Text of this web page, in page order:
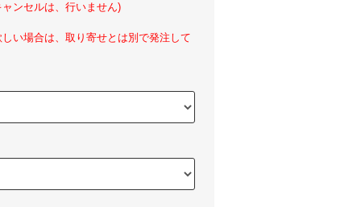
ンセルは、行いません)
い場合は、取り寄せとは別で発注して